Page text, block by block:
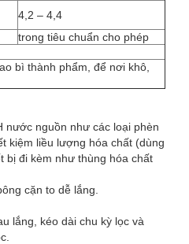
4,2 – 4,4
trong tiêu chuẩn cho phép
bì thành phẩm, để nơi khô,
nước nguồn như các loại phèn
kiệm liều lượng hóa chất (dùng
bị đi kèm như thùng hóa chất
cặn to dễ lắng.
lắng, kéo dài chu kỳ lọc và